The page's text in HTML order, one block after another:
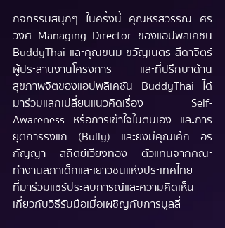
กิจกรรมสนุกๆ ในครั้งนี้ คุณหริสวรรณ ศิริ
วงศ์ Managing Director ของแอปพลิเคชัน
BuddyThai และคุณขนม ขวัญเนตร สีดาจิตร์
ผู้ประสานงานโครงการ และที่ปรึกษาด้าน
สุขภาพจิตของแอปพลิเคชัน BuddyThai ได้
มาร่วมแลกเปลี่ยนแนวคิดเรื่อง Self-
Awareness หรือการเข้าใจในตนเอง และการ
ยุติการรังแก (Bully) และยังมีคุณเค้ก อร
กัญญา สถิตย์เวียงทอง ตัวแทนจากคณะ
ทำงานสภาเด็กและเยาวชนแห่งประเทศไทย
ที่มาร่วมแชร์ประสบการณ์และความคิดเห็น
เกี่ยวกับวิธีรับมือเมื่อเผชิญกับการบูลลี่